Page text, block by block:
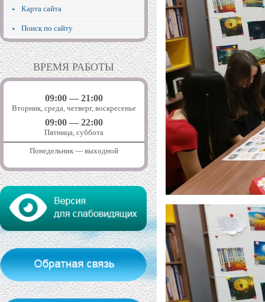
Карта сайта
Поиск по сайту
ВРЕМЯ РАБОТЫ
09:00 — 21:00
Вторник, среда, четверг, воскресенье
09:00 — 22:00
Пятница, суббота
Понедельник — выходной